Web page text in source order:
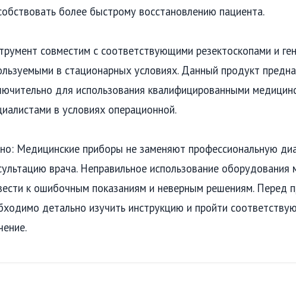
более быстрому восстановлению пациента.
совместим с соответствующими резектоскопами и
в стационарных условиях. Данный продукт
для использования квалифицированными
в условиях операционной.
Медицинские приборы не заменяют профессиональную
врача. Неправильное использование оборудования
к ошибочным показаниям и неверным решениям. Перед
детально изучить инструкцию и пройти